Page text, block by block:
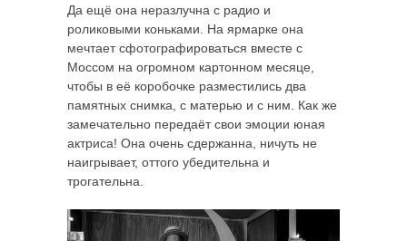
Да ещё она неразлучна с радио и
роликовыми коньками. На ярмарке она
мечтает сфотографироваться вместе с
Моссом на огромном картонном месяце,
чтобы в её коробочке разместились два
памятных снимка, с матерью и с ним. Как же
замечательно передаёт свои эмоции юная
актриса! Она очень сдержанна, ничуть не
наигрывает, оттого убедительна и
трогательна.